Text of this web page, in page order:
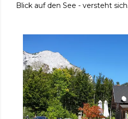
Blick auf den See - versteht sich.